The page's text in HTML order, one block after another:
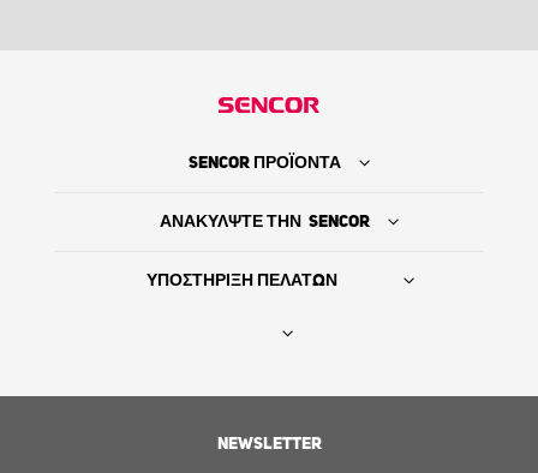
SENCOR ΠΡΟΪΟΝΤΑ
ΑΝΑΚΥΛΨΤΕ ΤΗΝ SENCOR
ΥΠΟΣΤΗΡΙΞΗ ΠΕΛΑΤΩΝ
NEWSLETTER